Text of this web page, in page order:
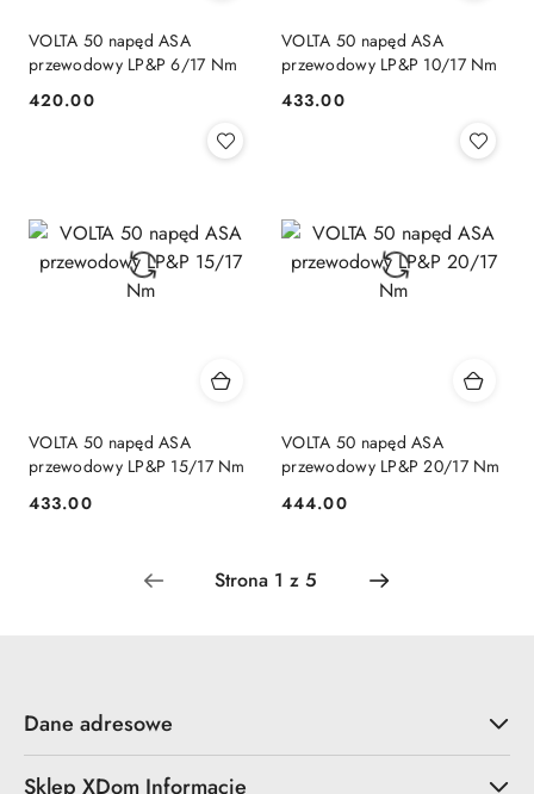
VOLTA 50 napęd ASA
przewodowy LP&P 6/17 Nm
Cena:
420.00
VOLTA 50 napęd ASA
przewodowy LP&P 10/17 Nm
Cena:
433.00
VOLTA 50 napęd ASA
przewodowy LP&P 15/17 Nm
Cena:
433.00
VOLTA 50 napęd ASA
przewodowy LP&P 20/17 Nm
Cena:
444.00
Dane adresowe
Sklep XDom Informacje